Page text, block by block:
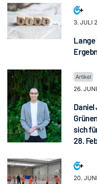
3. JULI
Lange
26.
sich
28.
20.